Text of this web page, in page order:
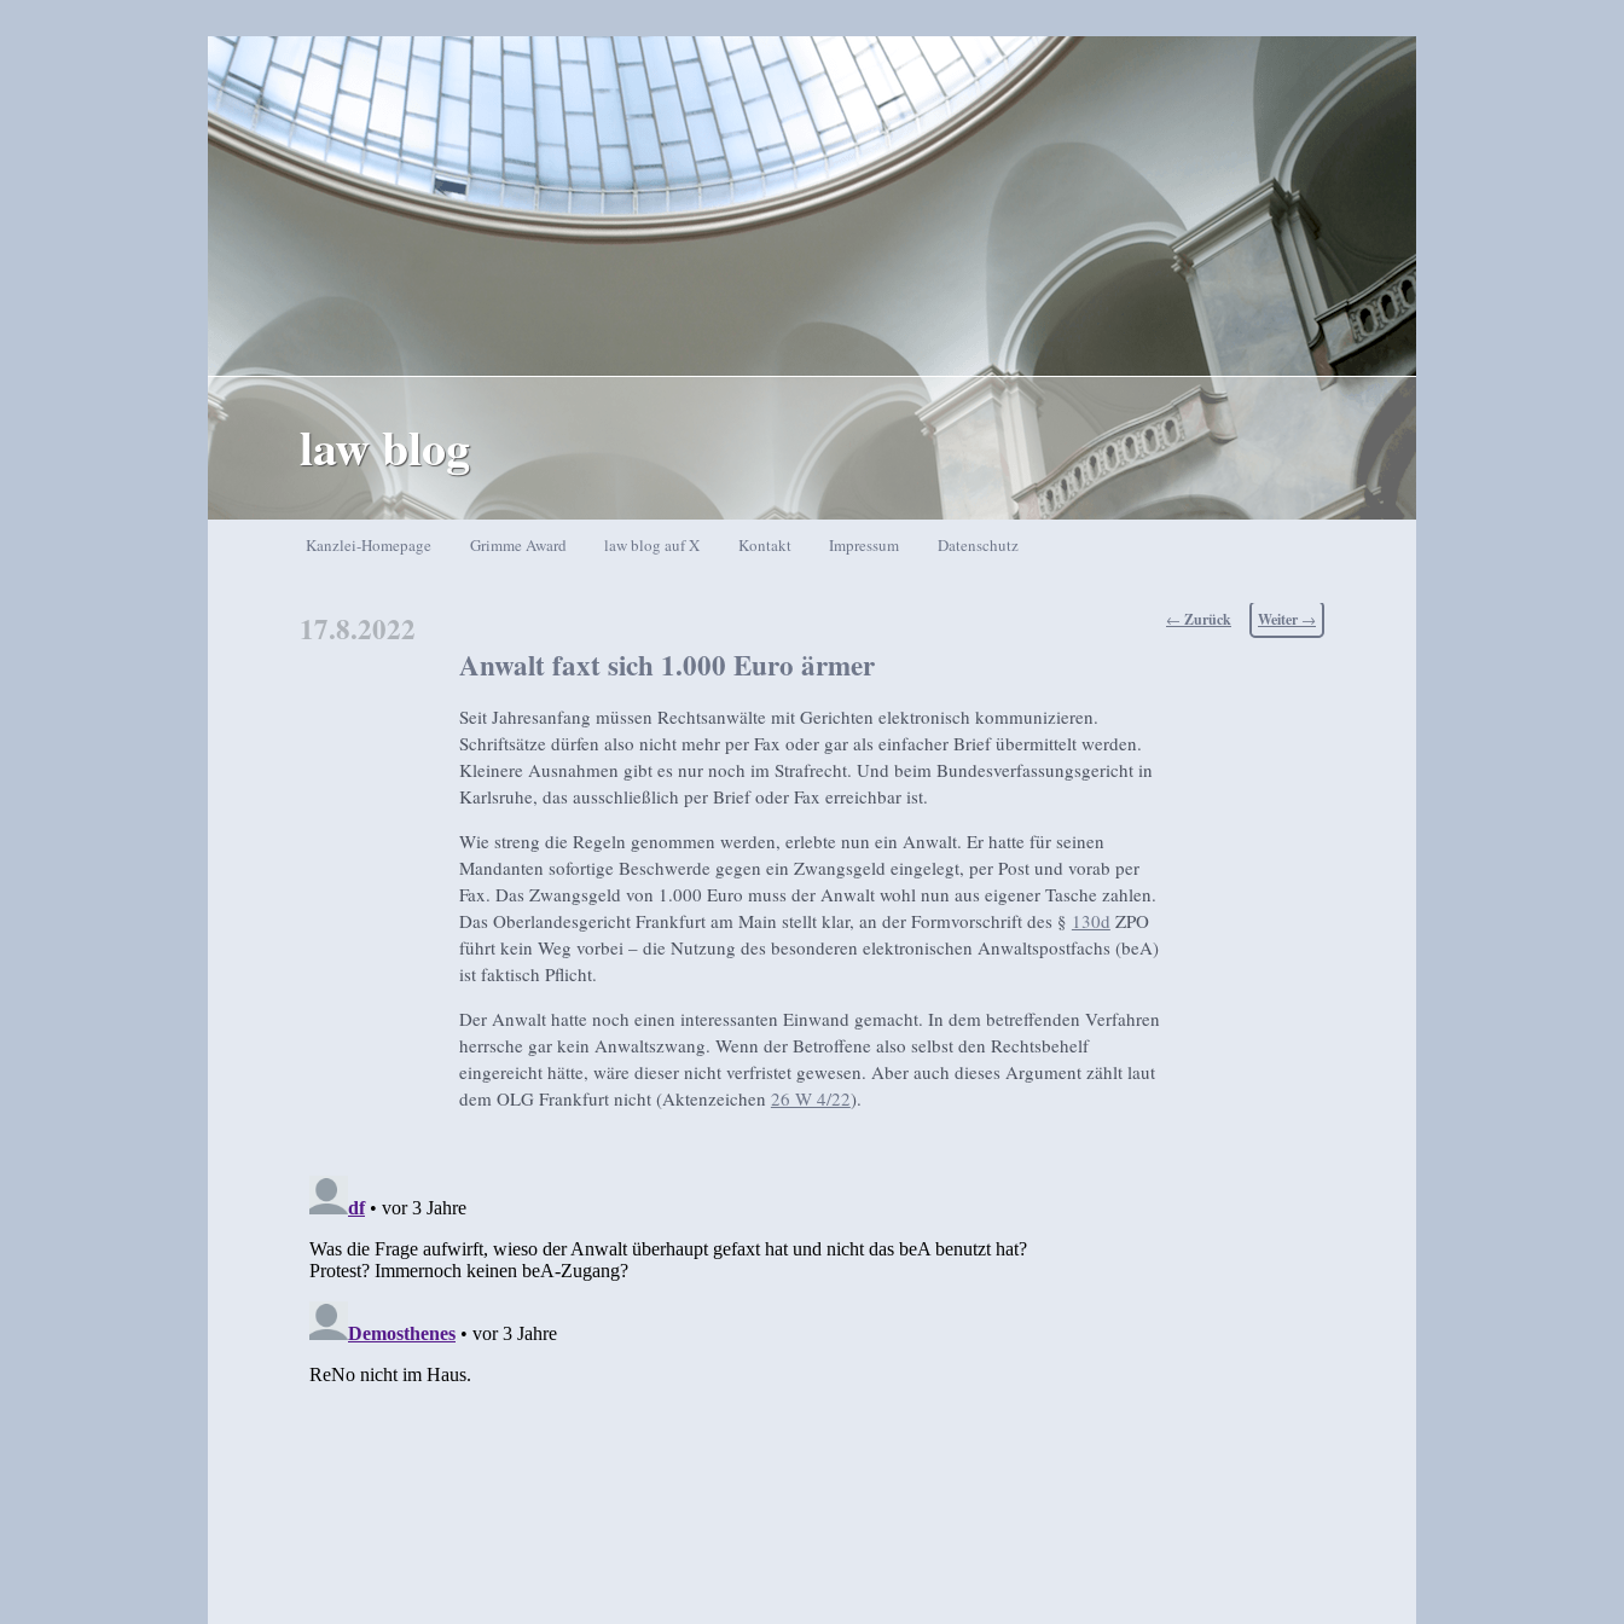
law blog
Zum Inhalt wechseln
Zum sekundären Inhalt wechseln
Kanzlei-Homepage Grimme Award law blog auf X Kontakt Impressum Datenschutz
Beitragsnavigation
← Zurück Weiter →
Anwalt faxt sich 1.000 Euro ärmer
17.8.2022
Seit Jahresanfang müssen Rechtsanwälte mit Gerichten elektronisch kommunizieren.
Schriftsätze dürfen also nicht mehr per Fax oder gar als einfacher Brief übermittelt werden.
Kleinere Ausnahmen gibt es nur noch im Strafrecht. Und beim Bundesverfassungsgericht in
Karlsruhe, das ausschließlich per Brief oder Fax erreichbar ist.
Wie streng die Regeln genommen werden, erlebte nun ein Anwalt. Er hatte für seinen
Mandanten sofortige Beschwerde gegen ein Zwangsgeld eingelegt, per Post und vorab per
Fax. Das Zwangsgeld von 1.000 Euro muss der Anwalt wohl nun aus eigener Tasche zahlen.
Das Oberlandesgericht Frankfurt am Main stellt klar, an der Formvorschrift des § 130d ZPO
führt kein Weg vorbei – die Nutzung des besonderen elektronischen Anwaltspostfachs (beA)
ist faktisch Pflicht.
Der Anwalt hatte noch einen interessanten Einwand gemacht. In dem betreffenden Verfahren
herrsche gar kein Anwaltszwang. Wenn der Betroffene also selbst den Rechtsbehelf
eingereicht hätte, wäre dieser nicht verfristet gewesen. Aber auch dieses Argument zählt laut
dem OLG Frankfurt nicht (Aktenzeichen 26 W 4/22).